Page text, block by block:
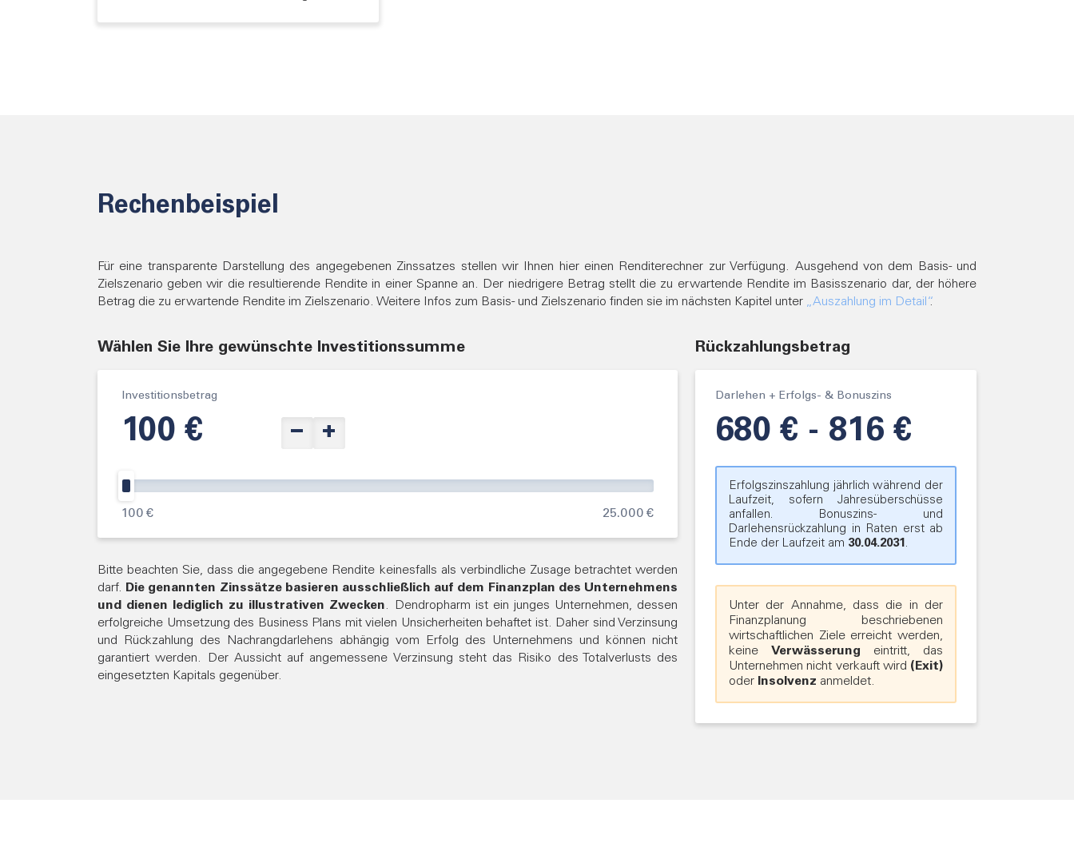
Rechenbeispiel
Für eine transparente Darstellung des angegebenen Zinssatzes stellen wir Ihnen hier einen Renditerechner zur Verfügung. Ausgehend von dem Basis- und
Zielszenario geben wir die resultierende Rendite in einer Spanne an. Der niedrigere Betrag stellt die zu erwartende Rendite im Basisszenario dar, der höhere
Betrag die zu erwartende Rendite im Zielszenario. Weitere Infos zum Basis- und Zielszenario finden sie im nächsten Kapitel unter „Auszahlung im Detail“.
Wählen Sie Ihre gewünschte Investitionssumme
Investitionsbetrag
− +
100 € 25.000 €
Bitte beachten Sie, dass die angegebene Rendite keinesfalls als verbindliche Zusage betrachtet werden
darf. Die genannten Zinssätze basieren ausschließlich auf dem Finanzplan des Unternehmens
und dienen lediglich zu illustrativen Zwecken. Dendropharm ist ein junges Unternehmen, dessen
erfolgreiche Umsetzung des Business Plans mit vielen Unsicherheiten behaftet ist. Daher sind Verzinsung
und Rückzahlung des Nachrangdarlehens abhängig vom Erfolg des Unternehmens und können nicht
garantiert werden. Der Aussicht auf angemessene Verzinsung steht das Risiko des Totalverlusts des
eingesetzten Kapitals gegenüber.
Rückzahlungsbetrag
Darlehen + Erfolgs- & Bonuszins
680 € - 816 €
Erfolgszinszahlung jährlich während der
Laufzeit, sofern Jahresüberschüsse
anfallen. Bonuszins- und
Darlehensrückzahlung in Raten erst ab
Ende der Laufzeit am 30.04.2031 .
Unter der Annahme, dass die in der
Finanzplanung beschriebenen
wirtschaftlichen Ziele erreicht werden,
keine Verwässerung eintritt, das
Unternehmen nicht verkauft wird (Exit)
oder Insolvenz anmeldet.